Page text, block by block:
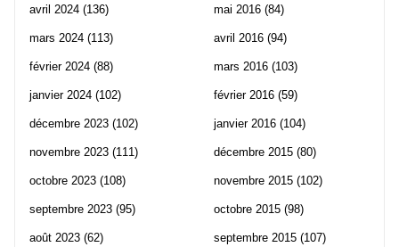
avril 2024 (136)
mars 2024 (113)
février 2024 (88)
janvier 2024 (102)
décembre 2023 (102)
novembre 2023 (111)
octobre 2023 (108)
septembre 2023 (95)
août 2023 (62)
mai 2016 (84)
avril 2016 (94)
mars 2016 (103)
février 2016 (59)
janvier 2016 (104)
décembre 2015 (80)
novembre 2015 (102)
octobre 2015 (98)
septembre 2015 (107)